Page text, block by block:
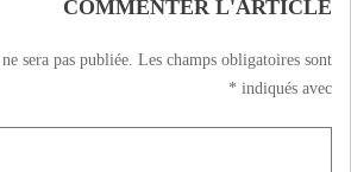
COMMENTER L'ARTICLE
sera pas publiée. Les champs obligatoires sont
indiqués avec
*